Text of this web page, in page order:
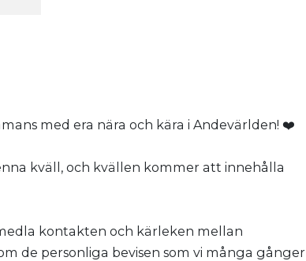
med era nära och kära i Andevärlden! ❤️
kväll, och kvällen kommer att innehålla
kontakten och kärleken mellan
de personliga bevisen som vi många gånger